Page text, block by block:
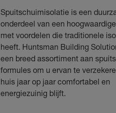
Spuitschuimisolatie is een
onderdeel van een
met voordelen die traditionele
heeft. Huntsman Building
een breed assortiment aan
formules om u ervan te
huis jaar op jaar comfortabel en
energiezuinig blijft.